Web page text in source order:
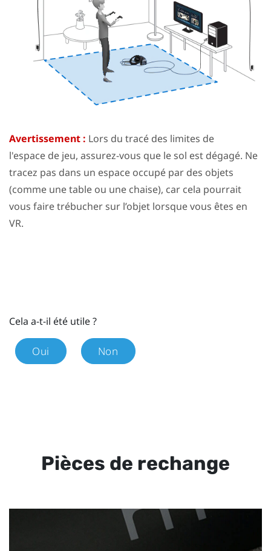
Avertissement : Lors du tracé des limites de
l'espace de jeu, assurez-vous que le sol est dégagé. Ne
tracez pas dans un espace occupé par des objets
(comme une table ou une chaise), car cela pourrait
vous faire trébucher sur l’objet lorsque vous êtes en
VR.
Cela a-t-il été utile ?
Oui Non
Pièces de rechange